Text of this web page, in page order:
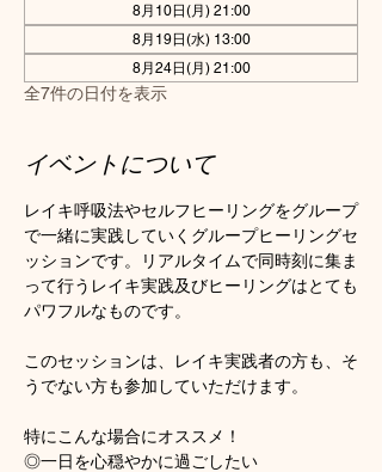
8月10日(月) 21:00
8月19日(水) 13:00
8月24日(月) 21:00
全7件の日付を表示
イベントについて
レイキ呼吸法やセルフヒーリングをグループ
で一緒に実践していくグループヒーリングセ
ッションです。リアルタイムで同時刻に集ま
って行うレイキ実践及びヒーリングはとても
パワフルなものです。
このセッションは、レイキ実践者の方も、そ
うでない方も参加していただけます。
特にこんな場合にオススメ！
◎一日を心穏やかに過ごしたい